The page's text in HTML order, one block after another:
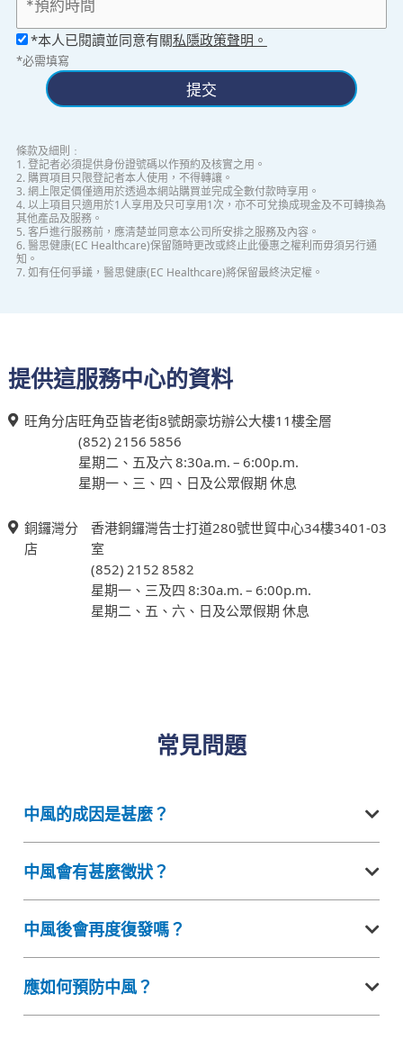
*本人已閱讀並同意有關私隱政策聲明。
*必需填寫
提交
條款及細則﹕
1. 登記者必須提供身份證號碼以作預約及核實之用。
2. 購買項目只限登記者本人使用，不得轉讓。
3. 網上限定價僅適用於透過本網站購買並完成全數付款時享用。
4. 以上項目只適用於1人享用及只可享用1次，亦不可兌換成現金及不可轉換為
其他產品及服務。
5. 客戶進行服務前，應清楚並同意本公司所安排之服務及內容。
6. 醫思健康(EC Healthcare)保留隨時更改或終止此優惠之權利而毋須另行通
知。
7. 如有任何爭議，醫思健康(EC Healthcare)將保留最終決定權。
提供這服務中心的資料
旺角分店旺角亞皆老街8號朗豪坊辦公大樓11樓全層
(852) 2156 5856
星期二、五及六 8:30a.m. – 6:00p.m.
星期一、三、四、日及公眾假期 休息
銅鑼灣分
店
香港銅鑼灣告士打道280號世貿中心34樓3401-03
室
(852) 2152 8582
星期一、三及四 8:30a.m. – 6:00p.m.
星期二、五、六、日及公眾假期 休息
常見問題
中風的成因是甚麼？
中風會有甚麼徵狀？
中風後會再度復發嗎？
應如何預防中風？